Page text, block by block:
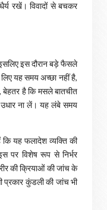
रखें। विवादों से बचकर
इस दौरान बड़े फैसले
यह समय अच्‍छा नहीं है,
बेहतर है कि मसले बातचीत
उधार ना लें। यह लंबे समय
कि यह फलादेश व्यक्ति की
पर विशेष रूप से निर्भर
की क्रियाओं की जांच के
प्रकार कुंडली की जांच भी